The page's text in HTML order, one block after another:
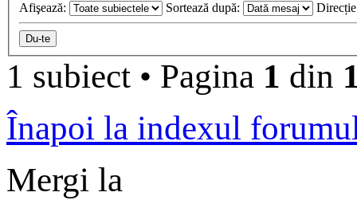
Afişează: Sortează după:
1 subiect • Pagina 1 din
Înapoi la indexul
Mergi la